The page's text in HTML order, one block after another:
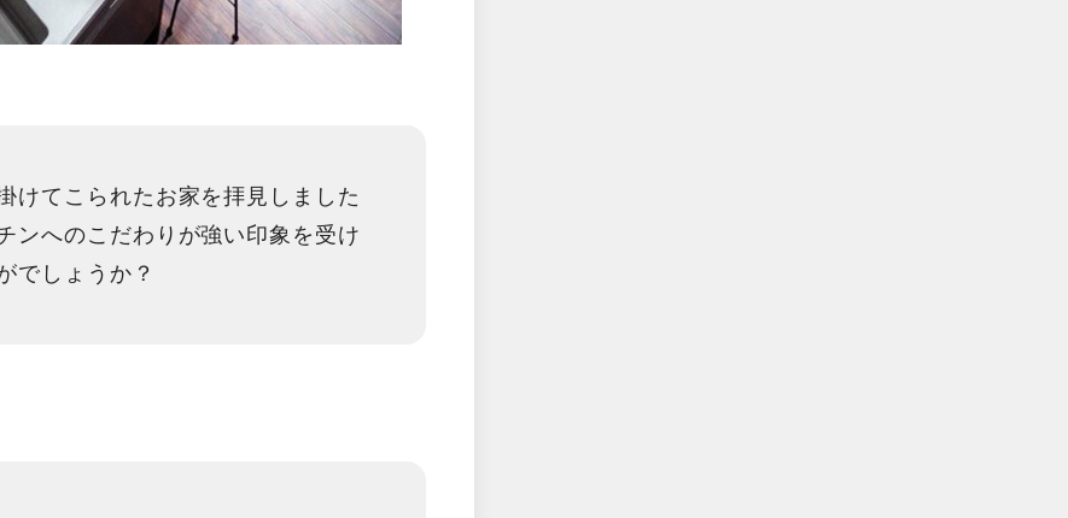
けてこられたお家を拝見しました
ンへのこだわりが強い印象を受け
でしょうか？